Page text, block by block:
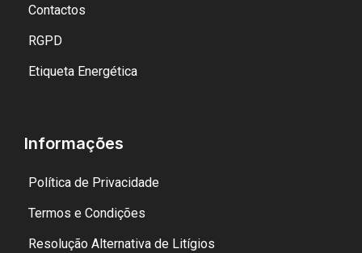
Contactos
RGPD
Etiqueta Energética
Informações
Política de Privacidade
Termos e Condições
Resolução Alternativa de Litígios